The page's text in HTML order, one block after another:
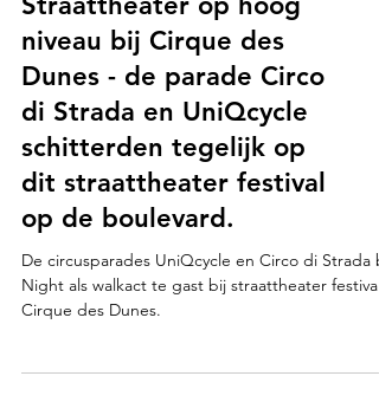
Straattheater op hoog
niveau bij Cirque des
Dunes - de parade Circo
di Strada en UniQcycle
schitterden tegelijk op
dit straattheater festival
op de boulevard.